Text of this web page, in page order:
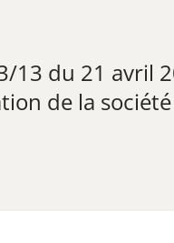
13 du 21 avril
de la